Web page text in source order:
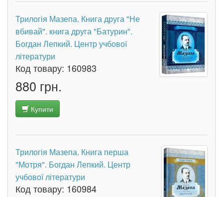
Трилогія Мазепа. Книга друга "Не
вбивай". книга друга "Батурин".
Богдан Лепкий. Центр учбової
літератури
Код товару: 160983
880 грн.
Купити
Трилогія Мазепа. Книга перша
"Мотря". Богдан Лепкий. Центр
учбової літератури
Код товару: 160984